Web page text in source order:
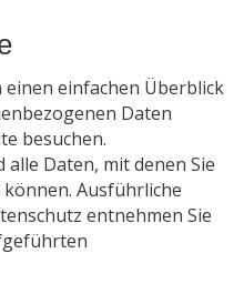
einfachen Überblick
Daten
besuchen.
Daten, mit denen Sie
Ausführliche
entnehmen Sie